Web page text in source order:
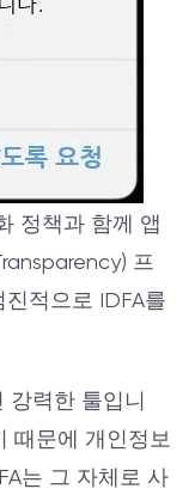
정책과 함께 앱
프
적으로 IDFA를
강력한 툴입니
때문에 개인정보
는 그 자체로 사